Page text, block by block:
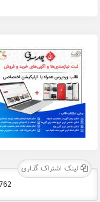
لینک اشتراک گذاری